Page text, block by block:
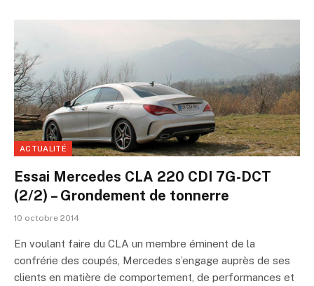
ACTUALITÉ
Essai Mercedes CLA 220 CDI 7G-DCT
(2/2) – Grondement de tonnerre
10 octobre 2014
En voulant faire du CLA un membre éminent de la
confrérie des coupés, Mercedes s’engage auprès de ses
clients en matière de comportement, de performances et